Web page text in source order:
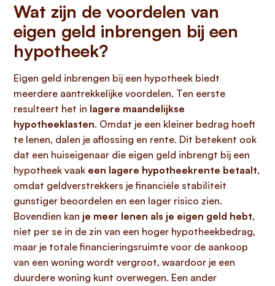
Wat zijn de voordelen van
eigen geld inbrengen bij een
hypotheek?
Eigen geld inbrengen bij een hypotheek biedt
meerdere aantrekkelijke voordelen. Ten eerste
resulteert het in lagere maandelijkse
hypotheeklasten. Omdat je een kleiner bedrag hoeft
te lenen, dalen je aflossing en rente. Dit betekent ook
dat een huiseigenaar die eigen geld inbrengt bij een
hypotheek vaak een lagere hypotheekrente betaalt,
omdat geldverstrekkers je financiële stabiliteit
gunstiger beoordelen en een lager risico zien.
Bovendien kan je meer lenen als je eigen geld hebt,
niet per se in de zin van een hoger hypotheekbedrag,
maar je totale financieringsruimte voor de aankoop
van een woning wordt vergroot, waardoor je een
duurdere woning kunt overwegen. Een ander